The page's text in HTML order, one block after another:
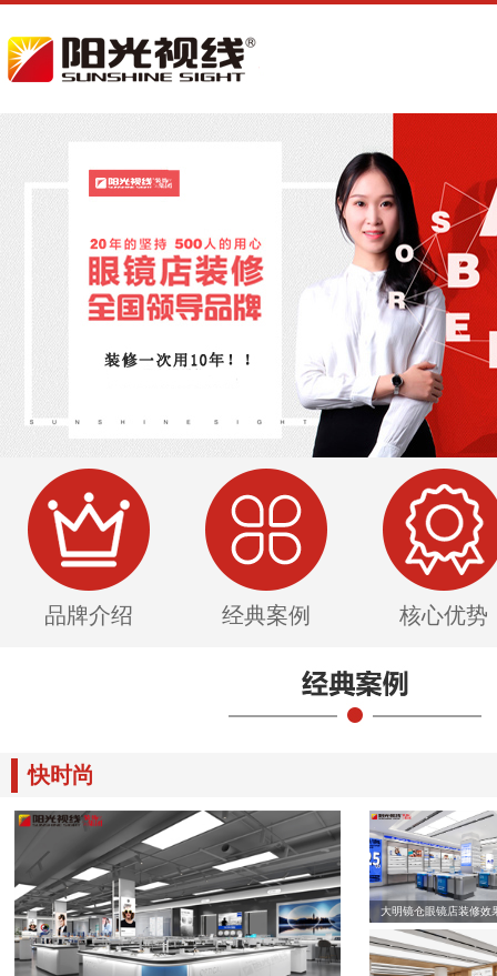
品牌介绍 经典案例 核心优势
快时尚
大明镜仓眼镜店装修效